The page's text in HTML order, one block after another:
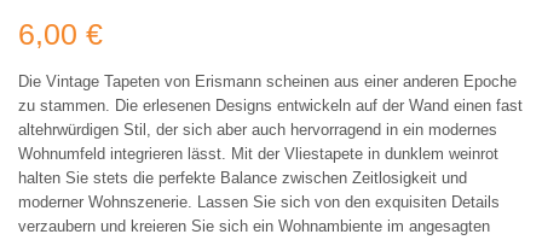
6,00 €
Die Vintage Tapeten von Erismann scheinen aus einer anderen Epoche
zu stammen. Die erlesenen Designs entwickeln auf der Wand einen fast
altehrwürdigen Stil, der sich aber auch hervorragend in ein modernes
Wohnumfeld integrieren lässt. Mit der Vliestapete in dunklem weinrot
halten Sie stets die perfekte Balance zwischen Zeitlosigkeit und
moderner Wohnszenerie. Lassen Sie sich von den exquisiten Details
verzaubern und kreieren Sie sich ein Wohnambiente im angesagten